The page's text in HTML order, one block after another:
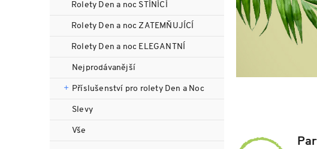
Rolety Den a noc STÍNÍCÍ
Rolety Den a noc ZATEMŇUJÍCÍ
Rolety Den a noc ELEGANTNÍ
Nejprodávanější
Příslušenství pro rolety Den a Noc
Slevy
Vše